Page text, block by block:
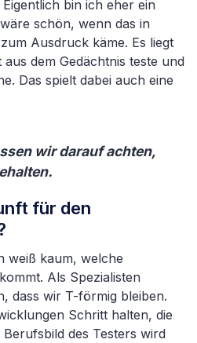
bin ich eher ein
schön, wenn das in
Ausdruck käme. Es liegt
dem Gedächtnis teste und
Das spielt dabei auch eine
wir darauf achten,
für den
weiß kaum, welche
Als Spezialisten
dass wir T-förmig bleiben.
Schritt halten, die
des Testers wird